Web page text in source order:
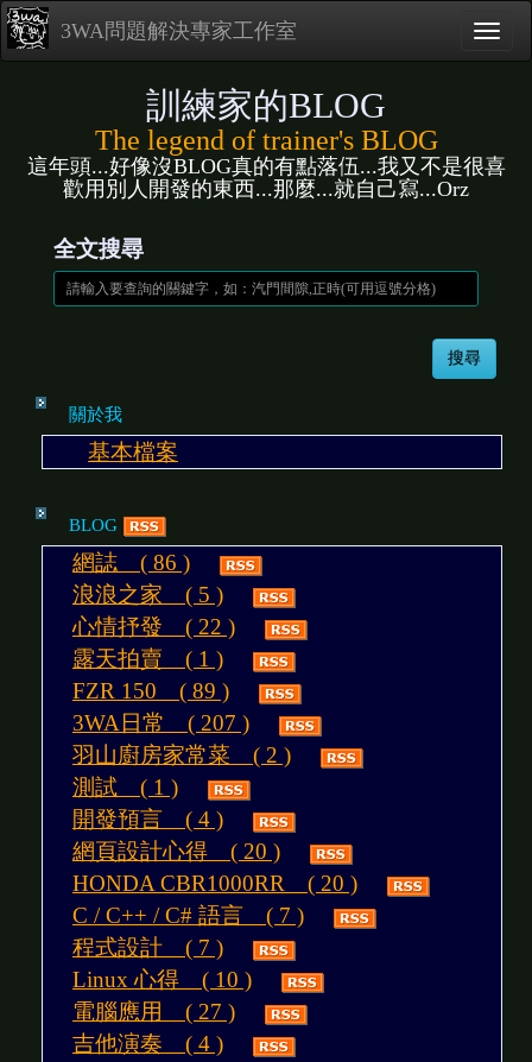
3WA問題解決專家工作室
訓練家的BLOG
The legend of trainer's BLOG
這年頭...好像沒BLOG真的有點落伍...我又不是很喜
歡用別人開發的東西...那麼...就自己寫...Orz
全文搜尋
關於我
基本檔案
BLOG
網誌 ( 86 )
浪浪之家 ( 5 )
心情抒發 ( 22 )
露天拍賣 ( 1 )
FZR 150 ( 89 )
3WA日常 ( 207 )
羽山廚房家常菜 ( 2 )
測試 ( 1 )
開發預言 ( 4 )
網頁設計心得 ( 20 )
HONDA CBR1000RR ( 20 )
C / C++ / C# 語言 ( 7 )
程式設計 ( 7 )
Linux 心得 ( 10 )
電腦應用 ( 27 )
吉他演奏 ( 4 )